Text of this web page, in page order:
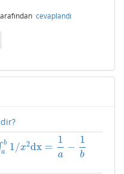
cevaplandı
b
a
1/x2dx =
1
a
−
1
b
ab 1/x2dx=1 a− 1b